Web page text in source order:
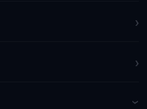
›
›
›